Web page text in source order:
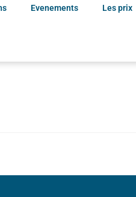
Evenements Les prix